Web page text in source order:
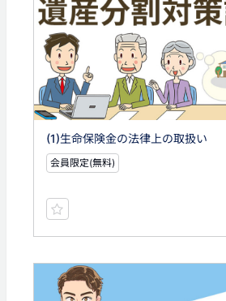
(1)生命保険金の法律上の取扱い
会員限定(無料)